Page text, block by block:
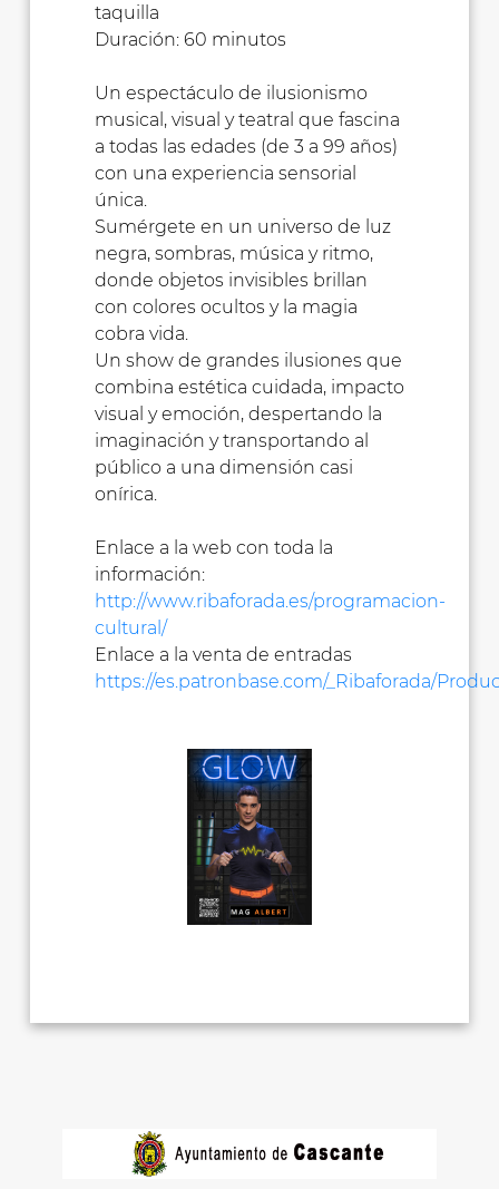
taquilla
Duración: 60 minutos
Un espectáculo de ilusionismo
musical, visual y teatral que fascina
a todas las edades (de 3 a 99 años)
con una experiencia sensorial
única.
Sumérgete en un universo de luz
negra, sombras, música y ritmo,
donde objetos invisibles brillan
con colores ocultos y la magia
cobra vida.
Un show de grandes ilusiones que
combina estética cuidada, impacto
visual y emoción, despertando la
imaginación y transportando al
público a una dimensión casi
onírica.
Enlace a la web con toda la
información:
http://www.ribaforada.es/programacion-
cultural/
Enlace a la venta de entradas
https://es.patronbase.com/_Ribaforada/